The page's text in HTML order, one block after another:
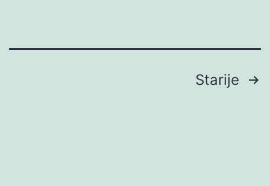
Starije